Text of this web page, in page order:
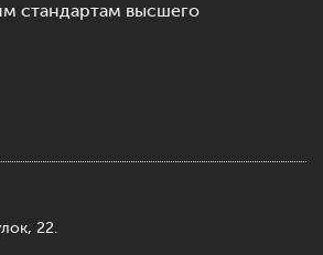
стандартам высшего
22.